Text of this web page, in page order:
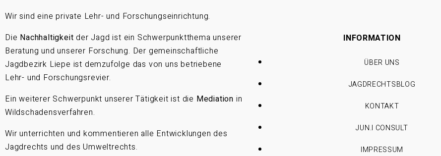
Wir sind eine private Lehr- und Forschungseinrichtung.
Die Nachhaltigkeit der Jagd ist ein Schwerpunktthema unserer
Beratung und unserer Forschung. Der gemeinschaftliche
Jagdbezirk Liepe ist demzufolge das von uns betriebene
Lehr- und Forschungsrevier.
Ein weiterer Schwerpunkt unserer Tätigkeit ist die Mediation in
Wildschadensverfahren.
Wir unterrichten und kommentieren alle Entwicklungen des
Jagdrechts und des Umweltrechts.
INFORMATION
ÜBER UNS
JAGDRECHTSBLOG
KONTAKT
JUN.I CONSULT
IMPRESSUM